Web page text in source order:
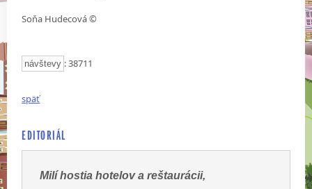
Soňa Hudecová ©
návštevy : 38711
späť
EDITORIÁL
Milí hostia hotelov a reštaurácii,